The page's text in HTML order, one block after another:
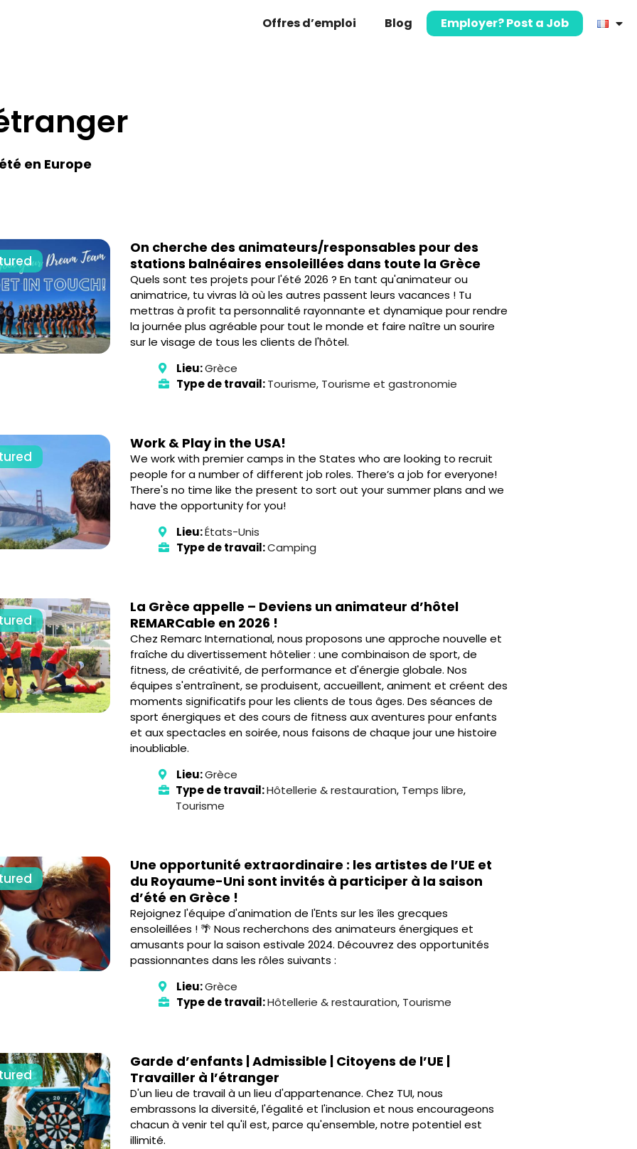
Offres d’emploi Blog Employer? Post a Job
en Europe
On cherche des animateurs/responsables pour des
stations balnéaires ensoleillées dans toute la Grèce
Quels sont tes projets pour l'été 2026 ? En tant qu'animateur ou
animatrice, tu vivras là où les autres passent leurs vacances ! Tu
mettras à profit ta personnalité rayonnante et dynamique pour rendre
la journée plus agréable pour tout le monde et faire naître un sourire
sur le visage de tous les clients de l'hôtel.
Lieu:Grèce
Type de travail:Tourisme, Tourisme et gastronomie
Work & Play in the USA!
We work with premier camps in the States who are looking to recruit
people for a number of different job roles. There’s a job for everyone!
There's no time like the present to sort out your summer plans and we
have the opportunity for you!
Lieu:États-Unis
Type de travail:Camping
La Grèce appelle – Deviens un animateur d’hôtel
REMARCable en 2026 !
Chez Remarc International, nous proposons une approche nouvelle et
fraîche du divertissement hôtelier : une combinaison de sport, de
fitness, de créativité, de performance et d'énergie globale. Nos
équipes s'entraînent, se produisent, accueillent, animent et créent des
moments significatifs pour les clients de tous âges. Des séances de
sport énergiques et des cours de fitness aux aventures pour enfants
et aux spectacles en soirée, nous faisons de chaque jour une histoire
inoubliable.
Lieu:Grèce
Type de travail:Hôtellerie & restauration, Temps libre,
Tourisme
Une opportunité extraordinaire : les artistes de l’UE et
du Royaume-Uni sont invités à participer à la saison
d’été en Grèce !
Rejoignez l'équipe d'animation de l'Ents sur les îles grecques
ensoleillées ! 🌴 Nous recherchons des animateurs énergiques et
amusants pour la saison estivale 2024. Découvrez des opportunités
passionnantes dans les rôles suivants :
Lieu:Grèce
Type de travail:Hôtellerie & restauration, Tourisme
Garde d’enfants | Admissible | Citoyens de l’UE |
Travailler à l’étranger
D'un lieu de travail à un lieu d'appartenance. Chez TUI, nous
embrassons la diversité, l'égalité et l'inclusion et nous encourageons
chacun à venir tel qu'il est, parce qu'ensemble, notre potentiel est
illimité.